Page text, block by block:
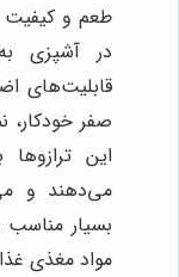
طعم و کیفیت
در آشپزی
قابلیت‌های
صفر خودکار،
این
می‌دهند و
بسیار
مواد مغذی